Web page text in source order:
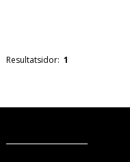
Resultatsidor: 1